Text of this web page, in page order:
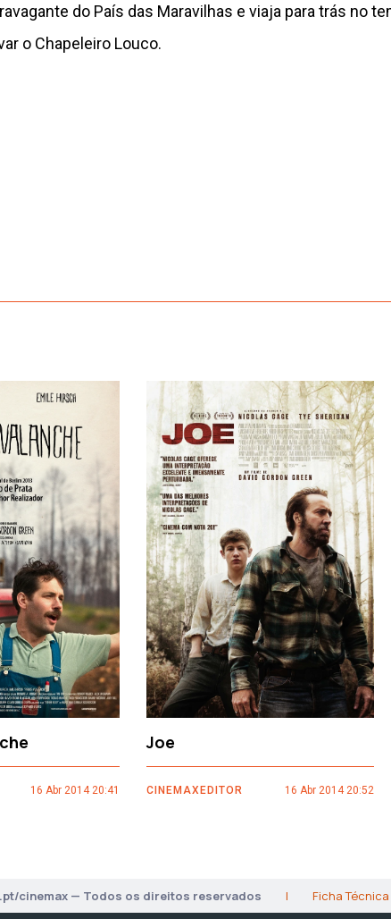
do País das Maravilhas e viaja para trás no
o Chapeleiro Louco.
16 Abr 2014 20:41
Joe
CINEMAXEDITOR 16 Abr 2014 20:52
cinemax — Todos os direitos reservados | Ficha Técnica